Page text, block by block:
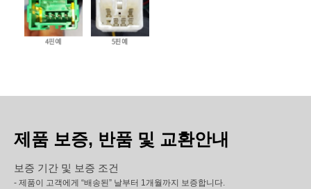
제품 보증, 반품 및 교환안내
보증 기간 및 보증 조건
- 제품이 고객에게 “배송된” 날부터 1개월까지 보증합니다.